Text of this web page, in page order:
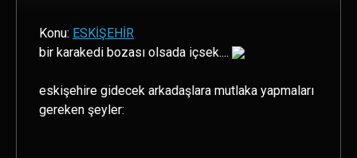
Konu: ESKİŞEHİR
bir karakedi bozası olsada içsek....
eskişehire gidecek arkadaşlara mutlaka yapmaları
gereken şeyler: